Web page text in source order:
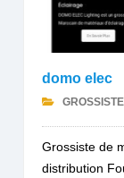
domo elec
Grossiste de
distribution